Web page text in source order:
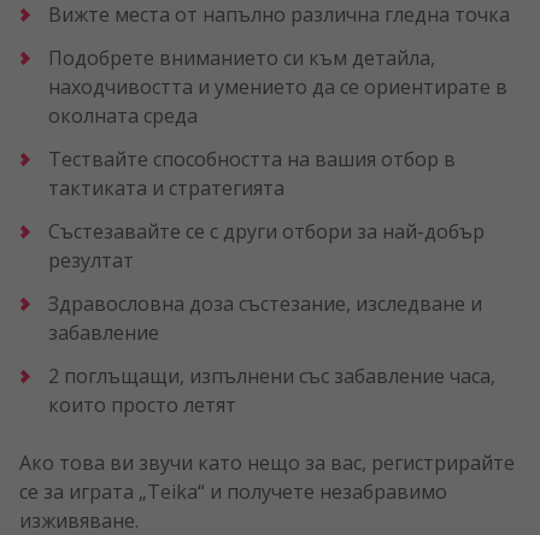
Вижте места от напълно различна гледна точка
Подобрете вниманието си към детайла,
находчивостта и умението да се ориентирате в
околната среда
Тествайте способността на вашия отбор в
тактиката и стратегията
Състезавайте се с други отбори за най-добър
резултат
Здравословна доза състезание, изследване и
забавление
2 поглъщащи, изпълнени със забавление часа,
които просто летят
Ако това ви звучи като нещо за вас, регистрирайте
се за играта „Teika“ и получете незабравимо
изживяване.